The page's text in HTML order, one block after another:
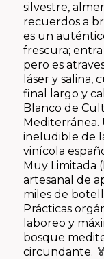
silvestre,
recuerdos a
es un
frescura;
pero es
láser y salina,
final largo y
Blanco de
Mediterránea.
ineludible de
vinícola
Muy Limitada
artesanal de
miles de
Prácticas
laboreo y
bosque
circundante.